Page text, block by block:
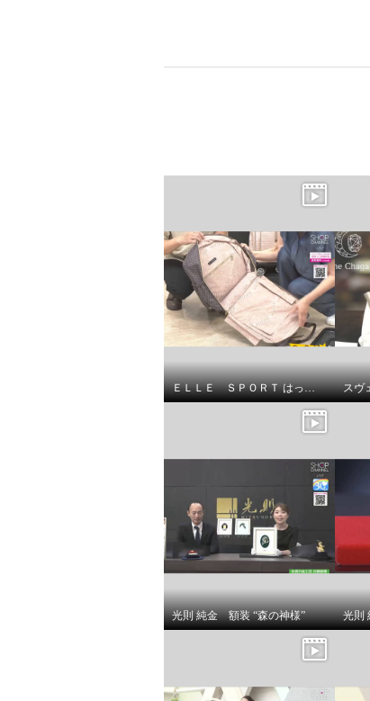
ＥＬＬＥ ＳＰＯＲＴ はっ水 取り外してリュックになる キューブ柄 キャリーカート
光則 純金 額装 “森の神様”